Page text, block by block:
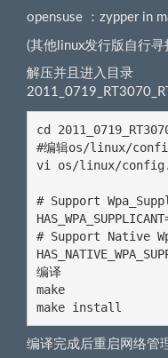
opensuse ：zypper in
(其他linux发行版自行
解压并且进入目录
cd
#编辑os/linux/
vi os/linux/
# Support
# Support Native
编译
make
make install
编译完成后重启网络管